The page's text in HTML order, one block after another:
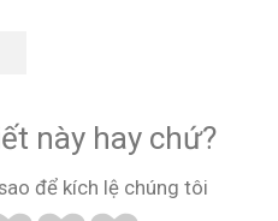
này hay chứ?
để kích lệ chúng tôi